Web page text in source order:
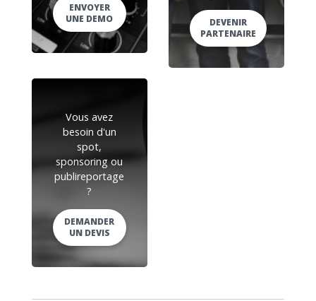
ENVOYER
UNE DEMO
DEVENIR
PARTENAIRE
Vous avez
besoin d'un
spot,
sponsoring ou
publireportage
?
DEMANDER
UN DEVIS